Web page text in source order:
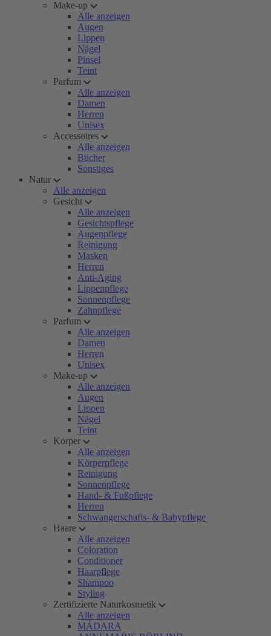
Make-up
Alle anzeigen
Augen
Lippen
Nägel
Pinsel
Teint
Parfum
Alle anzeigen
Damen
Herren
Unisex
Accessoires
Alle anzeigen
Bücher
Sonstiges
Natur
Alle anzeigen
Gesicht
Alle anzeigen
Gesichtspflege
Augenpflege
Reinigung
Masken
Herren
Anti-Aging
Lippenpflege
Sonnenpflege
Zahnpflege
Parfum
Alle anzeigen
Damen
Herren
Unisex
Make-up
Alle anzeigen
Augen
Lippen
Nägel
Teint
Körper
Alle anzeigen
Körperpflege
Reinigung
Sonnenpflege
Hand- & Fußpflege
Herren
Schwangerschafts- & Babypflege
Haare
Alle anzeigen
Coloration
Conditioner
Haarpflege
Shampoo
Styling
Zertifizierte Naturkosmetik
Alle anzeigen
MÁDARA